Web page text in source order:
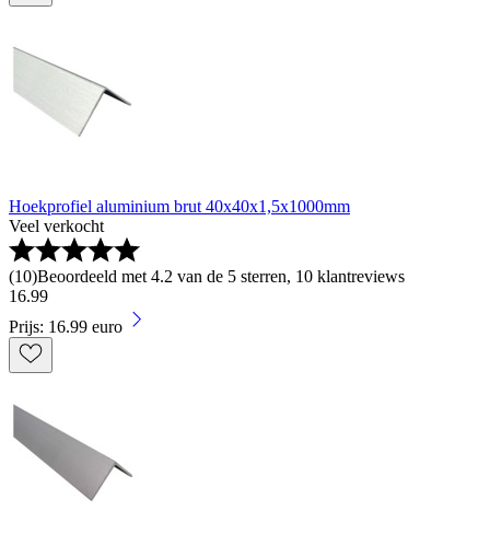
Hoekprofiel aluminium brut 40x40x1,5x1000mm
Veel verkocht
(10)Beoordeeld met 4.2 van de 5 sterren, 10 klantreviews
16.99
Prijs: 16.99 euro